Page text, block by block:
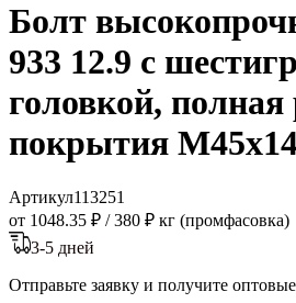
Болт
933 12.9 с
головкой, полная
покрытия
Артикул113251
от 1048.35 ₽ /380 ₽ кг (промфасовка)
3-5 дней
Отправьте заявку и получите